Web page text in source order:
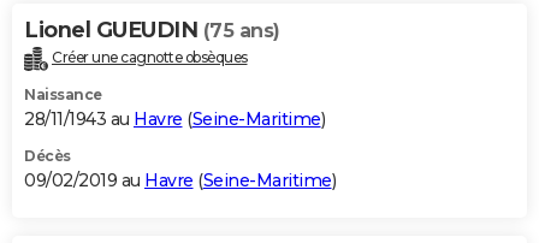
Lionel GUEUDIN (75 ans)
Créer une cagnotte obsèques
Naissance
28/11/1943 au Havre (Seine-Maritime)
Décès
09/02/2019 au Havre (Seine-Maritime)